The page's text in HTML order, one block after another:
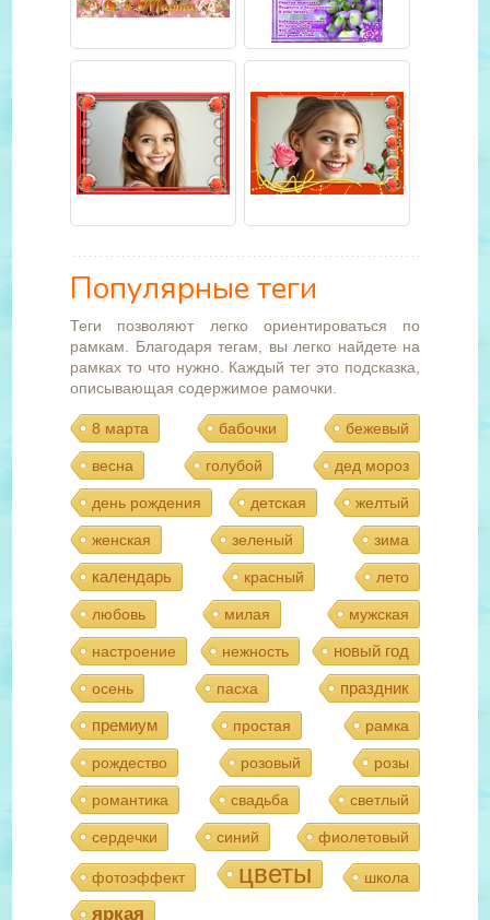
Популярные теги
Теги позволяют легко ориентироваться по
рамкам. Благодаря тегам, вы легко найдете на
рамках то что нужно. Каждый тег это подсказка,
описывающая содержимое рамочки.
8 марта бабочки бежевый
весна голубой дед мороз
день рождения детская желтый
женская зеленый зима
календарь красный лето
любовь милая мужская
настроение нежность новый год
осень пасха
праздник
премиум
простая рамка
рождество розовый розы
романтика свадьба светлый
сердечки синий фиолетовый
фотоэффект цветы школа
яркая